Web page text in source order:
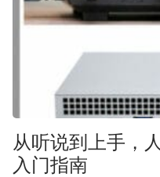
从听说到上手，
入门指南